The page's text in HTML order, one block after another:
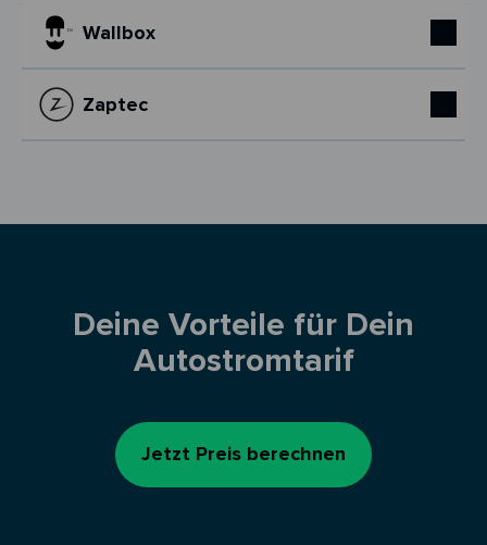
Wallbox
Zaptec
Deine Vorteile für Dein
Autostromtarif
Jetzt Preis berechnen